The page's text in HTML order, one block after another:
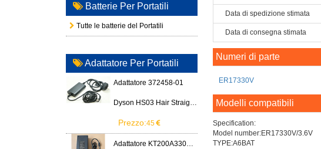
Data di spedizione stimata
Data di consegna stimata
Numeri di parte
ER17330V
Modelli compatibili
Specification:
Model number:ER17330V/3.6V
TYPE:A6BAT
Batterie Per Portatili
Tutte le batterie del Portatili
Adattatore Per Portatili
Adattatore 372458-01
Dyson HS03 Hair Straightener
Prezzo:45
Adattatore KT200A3300666B3